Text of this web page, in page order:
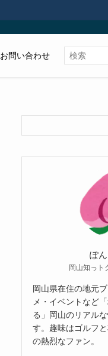
お問い合わせ
ぽ
岡山知っト
岡山県在住の地元
メ・イベントなど
る」岡山のリアル
す。趣味はゴルフ
の熱烈なファン。